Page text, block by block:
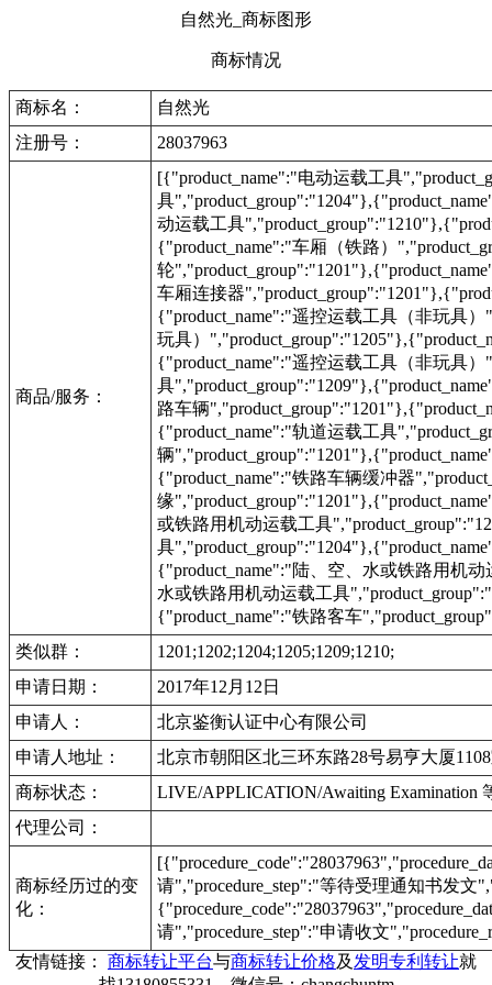
自然光_商标图形
商标情况
商标名：
自然光
注册号：
28037963
商品/服务：
[{"product_name":"电动运载工具
具
动运载工具
{"product_name":"车厢（铁路）
轮
车厢连接器
{"product_name":"遥控运载工具（非玩具
玩具）
{"product_name":"遥控运载工具（非玩具
具
路车辆
{"product_name":"轨道运载工具
辆
{"product_name":"铁路车辆缓冲器
缘
或铁路用机动运载工具
具
{"product_name":"陆、空、水或铁路用机
水或铁路用机动运载工具
{"product_name":"铁路客车
类似群：
1201;1202;1204;1205;1209;1210;
申请日期：
2017年12月12日
申请人：
北京鉴衡认证中心有限公司
申请人地址：
北京市朝阳区北三环东路28号易亨大厦
商标状态：
LIVE/APPLICATION/Awaiting Examination
代理公司：
商标经历过的变
化：
请","procedure_step":"等待受理通知书发文
请","procedure_step":"申请收文
友情链接： 商标转让平台与商标转让价格及 发明专利转让就